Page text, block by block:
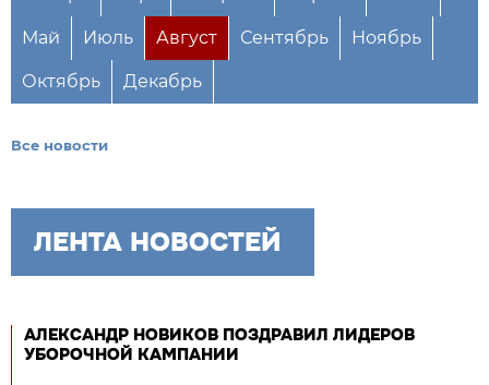
Май Июль Август Сентябрь Ноябрь
Октябрь Декабрь
Все новости
ЛЕНТА НОВОСТЕЙ
АЛЕКСАНДР НОВИКОВ ПОЗДРАВИЛ ЛИДЕРОВ
УБОРОЧНОЙ КАМПАНИИ